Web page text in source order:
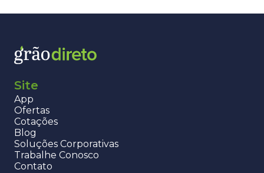
Site
App
Ofertas
Cotações
Blog
Soluções Corporativas
Trabalhe Conosco
Contato